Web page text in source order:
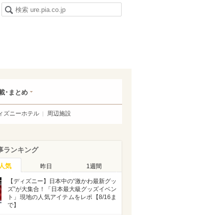
･まとめ
ズニーホテル 周辺施設
ランキング
気 昨日 1週間
【ディズニー】日本中の“激かわ最新グッ
ズ”が大集合！「日本最大級グッズイベン
ト」現地の人気アイテムをレポ【8/16ま
で】